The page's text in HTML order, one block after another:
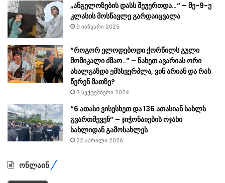
„ანგელოზების დასს შეუერთდა…“ – მე-9-ე
კლასის მოსწავლე გარდაიცვალა
9 იანვარი 2025
“როგორ ელოდებოდი ქორწილს გული
მომიკალი ძმაო..” – ნახეთ ავარიას ორი
ახალგაზდა ემსხვერპლა, ვინ არიან და რას
წერენ მათზე?
3 სექტემბერი 2024
“6 ათასი ვისესხეთ და 136 ათასიან სახლს
გვართმევენ” – ჯიჭონაიების ოჯახი
სახლიდან გამოსახლეს
22 აპრილი 2026
ონლაინ